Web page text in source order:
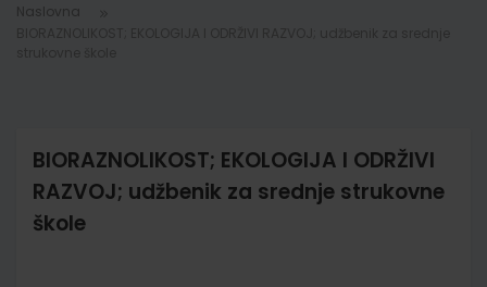
Naslovna
BIORAZNOLIKOST; EKOLOGIJA I ODRŽIVI
RAZVOJ; udžbenik za srednje strukovne
škole